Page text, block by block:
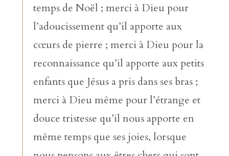
temps de Noël ; merci à Dieu pour
l’adoucissement qu’il apporte aux
cœurs de pierre ; merci à Dieu pour la
reconnaissance qu’il apporte aux petits
enfants que Jésus a pris dans ses bras ;
merci à Dieu même pour l’étrange et
douce tristesse qu’il nous apporte en
même temps que ses joies, lorsque